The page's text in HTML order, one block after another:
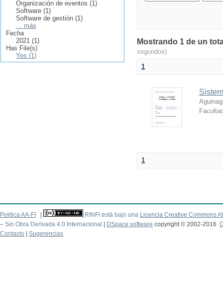
Mostrando 1 de un
segundos)
1
1
Organización de eventos (1)
Software (1)
Software de gestión (1)
... más
Fecha
2021 (1)
Has File(s)
Yes (1)
Politica AA-FI RINFI está bajo una Licencia Creative Commons
– Sin Obra Derivada 4.0 Internacional
DSpace software copyright © 2002-2016
Contacto
Sugerencias